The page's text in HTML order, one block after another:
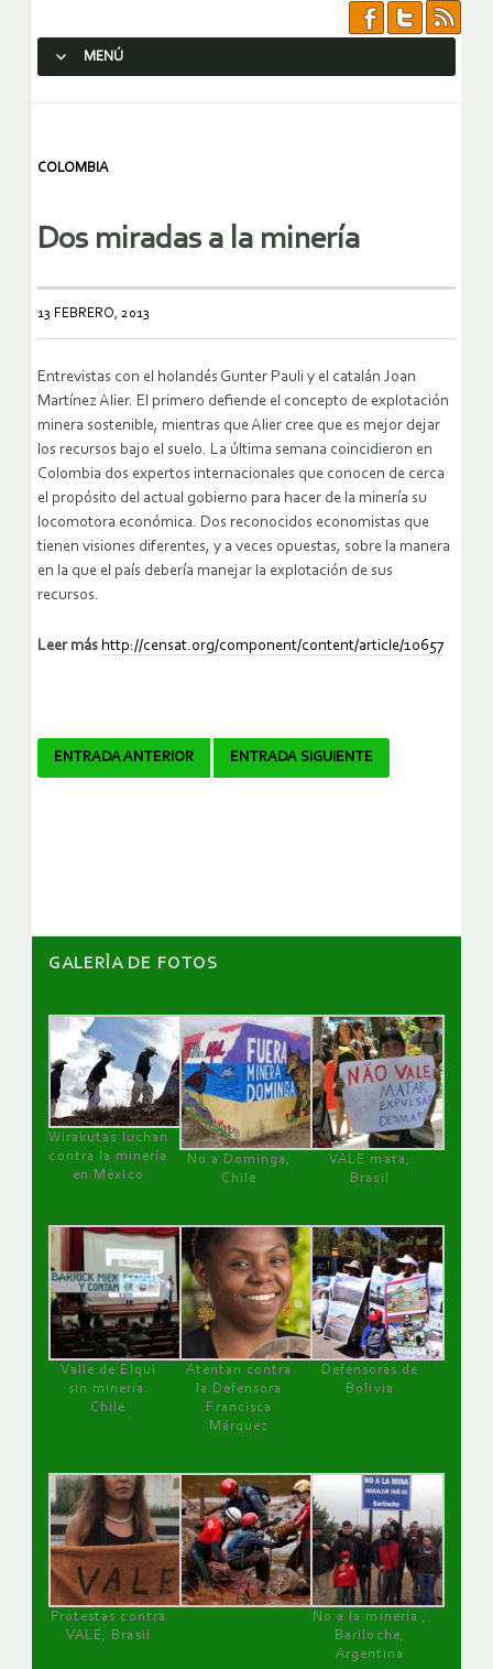
MENÚ
COLOMBIA
Dos miradas a la minería
13 FEBRERO, 2013
Entrevistas con el holandés Gunter Pauli y el catalán Joan
Martínez Alier. El primero defiende el concepto de explotación
minera sostenible, mientras que Alier cree que es mejor dejar
los recursos bajo el suelo. La última semana coincidieron en
Colombia dos expertos internacionales que conocen de cerca
el propósito del actual gobierno para hacer de la minería su
locomotora económica. Dos reconocidos economistas que
tienen visiones diferentes, y a veces opuestas, sobre la manera
en la que el país debería manejar la explotación de sus
recursos.
Leer más http://censat.org/component/content/article/10657
Navegador
ENTRADA ANTERIOR ENTRADA SIGUIENTE
GALERÌA DE FOTOS
Wirakutas luchan
contra la minería
en México
No a Dominga,
Chile
VALE mata,
Brasil
Valle de Elqui
sin minería.
Chile
Atentan contra
la Defensora
Francisca
Márquez
Defensoras de
Bolivia
Protestas contra
VALE, Brasil
No a la minería ,
Bariloche,
Argentina